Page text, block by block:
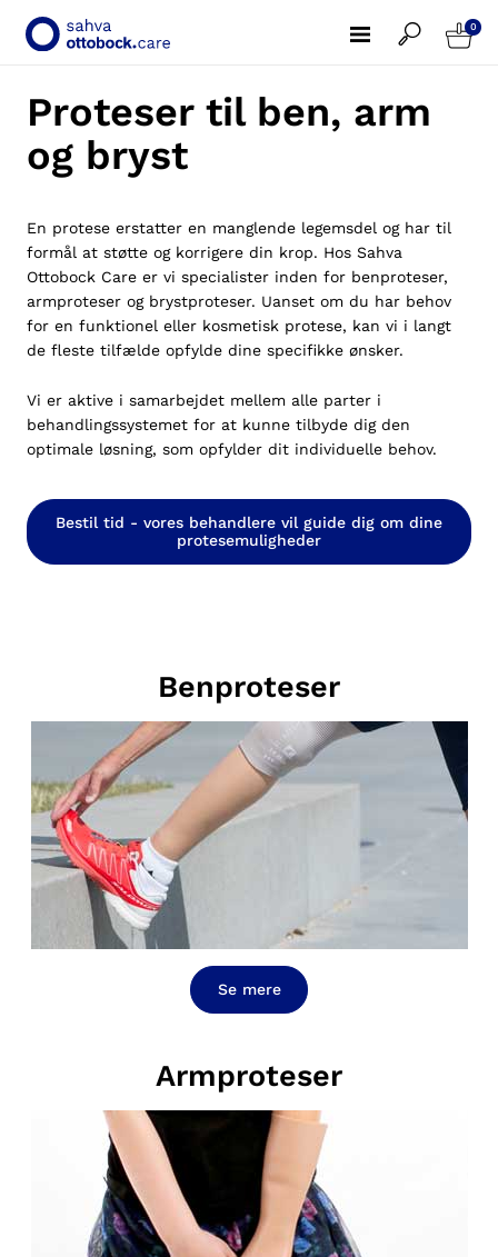
0
Proteser til ben, arm
og bryst
En protese erstatter en manglende legemsdel og har til
formål at støtte og korrigere din krop. Hos Sahva
Ottobock Care er vi specialister inden for benproteser,
armproteser og brystproteser. Uanset om du har behov
for en funktionel eller kosmetisk protese, kan vi i langt
de fleste tilfælde opfylde dine specifikke ønsker.
Vi er aktive i samarbejdet mellem alle parter i
behandlingssystemet for at kunne tilbyde dig den
optimale løsning, som opfylder dit individuelle behov.
Bestil tid - vores behandlere vil guide dig om dine
protesemuligheder
Benproteser
Se mere
Armproteser